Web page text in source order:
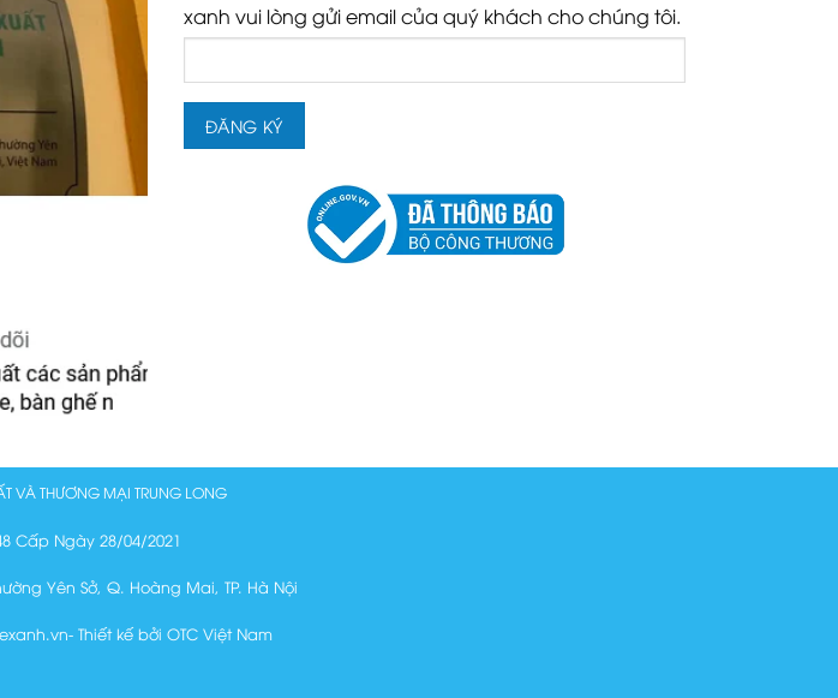
xanh vui lòng gửi email của quý khách cho chúng tôi.
VÀ THƯƠNG MẠI TRUNG LONG
Cấp Ngày 28/04/2021
Yên Sở, Q. Hoàng Mai, TP. Hà Nội
Thiết kế bởi OTC Việt Nam